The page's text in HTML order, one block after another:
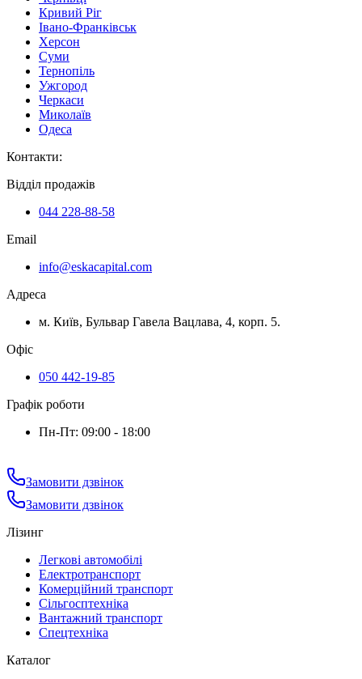
Кривий Ріг
Івано-Франківськ
Херсон
Суми
Тернопіль
Ужгород
Черкаси
Миколаїв
Одеса
Контакти:
Відділ продажів
044 228-88-58
Email
info@eskacapital.com
Адреса
м. Київ, Бульвар Гавела Вацлава, 4, корп. 5.
Офіс
050 442-19-85
Графік роботи
Пн-Пт: 09:00 - 18:00
Замовити дзвінок
Замовити дзвінок
Лізинг
Легкові автомобілі
Електротранспорт
Комерційний транспорт
Сільгосптехніка
Вантажний транспорт
Спецтехніка
Каталог